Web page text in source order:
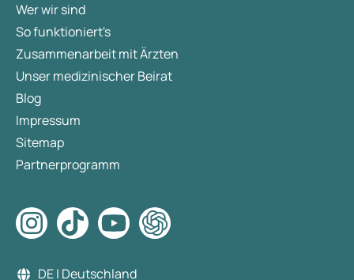
Wer wir sind
So funktioniert's
Zusammenarbeit mit Ärzten
Unser medizinischer Beirat
Blog
Impressum
Sitemap
Partnerprogramm
DE | Deutschland